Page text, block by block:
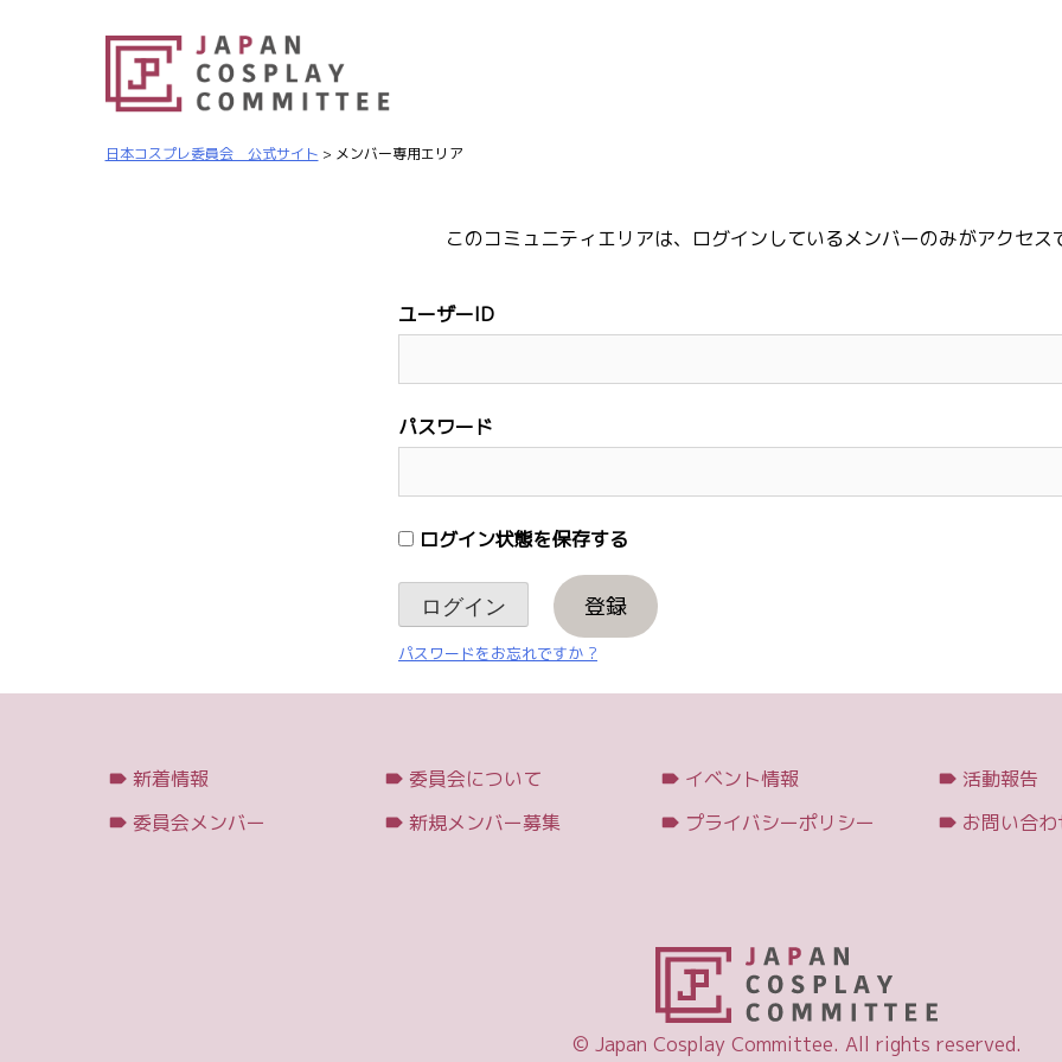
日本コスプレ委員会 公式サイト > メンバー専用エリア
このコミュニティエリアは、ログインしているメンバーのみがアクセス
ユーザーID
パスワード
ログイン状態を保存する
登録
パスワードをお忘れですか ?
新着情報 委員会について イベント情報 活動報告
委員会メンバー
新規メンバー募集 プライバシーポリシー お問い合わ
© Japan Cosplay Committee. All rights reserved.